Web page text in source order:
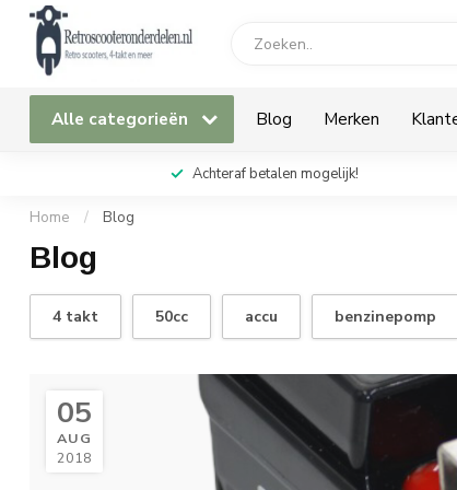
Alle categorieën Blog Merken
Achteraf betalen mogelijk!
Home / Blog
Blog
4 takt 50cc accu benzinepomp
05
AUG
2018